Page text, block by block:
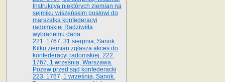
Instrukcya niektórych ziemian na
sejmiku wiszeńskim posłowi do
marszałka konfe­deracyi
radomskiej Radziwiłła
wybranemu dana
221. 1767, 31 sierpnia, Sanok.
Kilku ziemian zgłasza akces do
konfederacyi radomskiej. 222.
1767, 1 września, Warszawa.
Pozew przed sąd konfederacki
223. 1767, 1 września, Sanok.